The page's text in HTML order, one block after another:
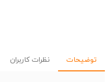
توضیحات نظرات کاربران